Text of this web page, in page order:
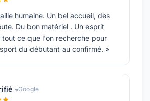
humaine. Un bel accueil, des
Du bon matériel . Un esprit
tout ce que l'on recherche pour
du débutant au confirmé. »
Google